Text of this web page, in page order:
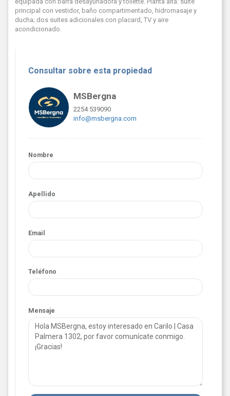
principal con vestidor, baño compartimentado, hidromasaje y
ducha; dos suites adicionales con placard, TV y aire
acondicionado.
Consultar sobre esta propiedad
MSBergna
2254 539090
info@msbergna.com
Nombre
Apellido
Email
Teléfono
Mensaje